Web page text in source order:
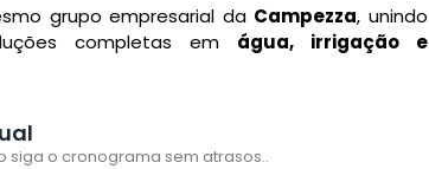
grupo empresarial da Campezza, unindo
completas em água, irrigação e
siga o cronograma sem atrasos..